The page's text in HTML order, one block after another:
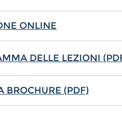
ONLINE
DELLE LEZIONI
BROCHURE (PDF)